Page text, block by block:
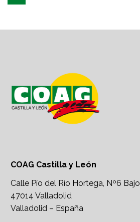
COAG Castilla y León
Calle Pío del Río Hortega, Nº6 Bajo
47014 Valladolid
Valladolid – España